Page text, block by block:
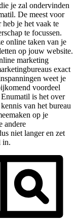
je zal ondervinden
De meest voor
je het vaak te
te focussen.
online taken van je
op jouw website.
marketing
exact
weet je
voordeel
is het over
van het bureau
op je
andere
niet langer en zet
in.